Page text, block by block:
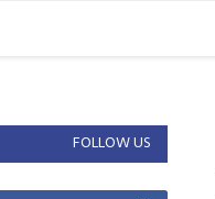
FOLLOW US